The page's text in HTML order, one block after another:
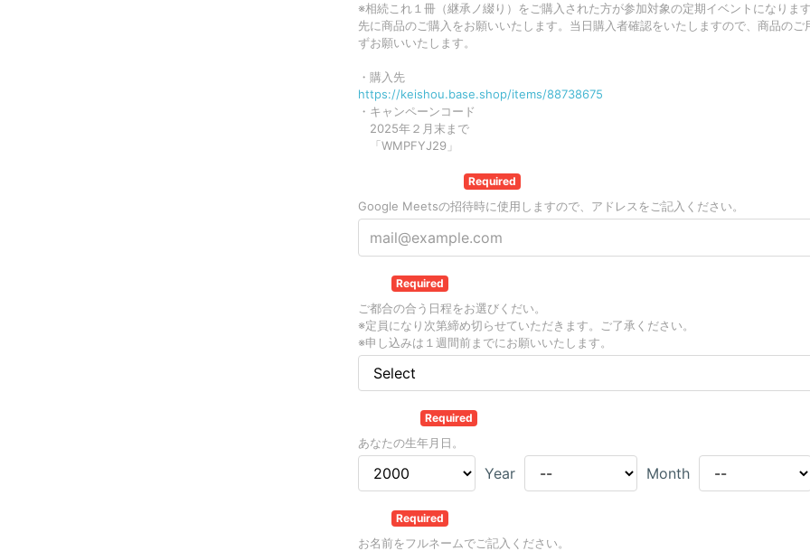
※相続これ１冊（継承ノ綴り）をご購入された方が参加対象の定期イベントになりま
先に商品のご購入をお願いいたします。当日購入者確認をいたしますので、商品のご
ずお願いいたします。
・購入先
https://keishou.base.shop/items/88738675
・キャンペーンコード
2025年２月末まで
「WMPFYJ29」
Required
Google Meetsの招待時に使用しますので、アドレスをご記入ください。
Required
ご都合の合う日程をお選びくだい。
※定員になり次第締め切らせていただきます。ご了承ください。
※申し込みは１週間前までにお願いいたします。
Required
あなたの生年月日。
Year Month
Required
お名前をフルネームでご記入ください。